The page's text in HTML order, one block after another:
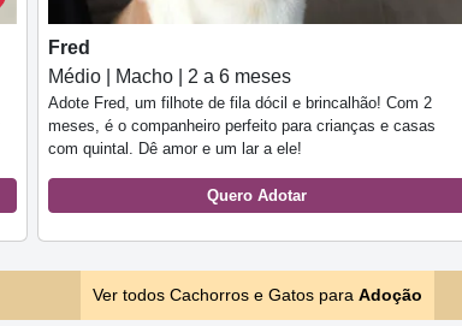
Fred
Médio | Macho | 2 a 6 meses
Adote Fred, um filhote de fila dócil e brincalhão! Com 2
meses, é o companheiro perfeito para crianças e casas
com quintal. Dê amor e um lar a ele!
Quero Adotar
Ver todos Cachorros e Gatos para Adoção